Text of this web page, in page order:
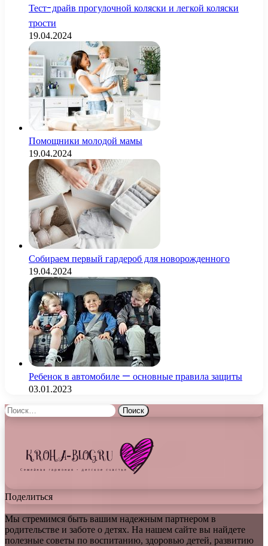
Тест-драйв прогулочной коляски и легкой коляски
трости
19.04.2024
Помощники молодой мамы
19.04.2024
Собираем первый гардероб для новорожденного
19.04.2024
Ребенок в автомобиле — основные правила защиты
03.01.2023
Найти:
Поделиться
Мы стремимся быть вашим надежным партнером в
родительстве и заботе о детях. На нашем сайте вы найдете
полезные советы по воспитанию, здоровью детей, развитию